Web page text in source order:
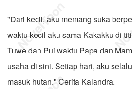
"Dari kecil, aku memang suka
waktu kecil aku sama Kakakku di
Tuwe dan Pui waktu Papa dan
usaha di sini. Setiap hari, aku
masuk hutan." Cerita Kalandra.